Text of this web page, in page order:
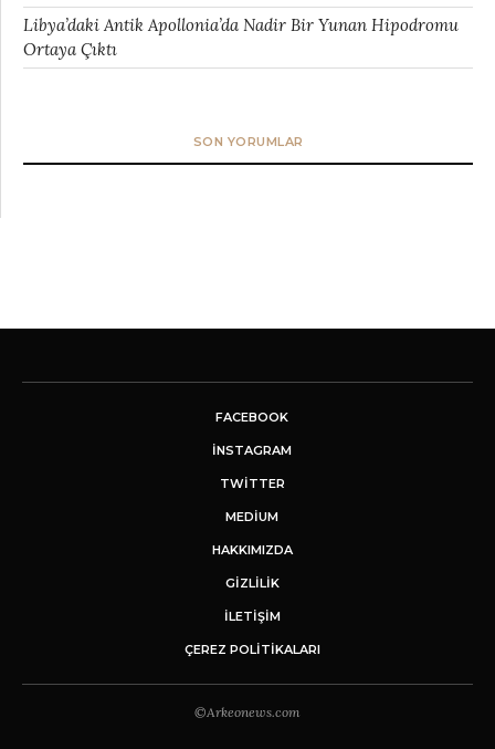
Libya’daki Antik Apollonia’da Nadir Bir Yunan Hipodromu
Ortaya Çıktı
SON YORUMLAR
FACEBOOK
INSTAGRAM
TWITTER
MEDIUM
HAKKIMIZDA
GİZLİLİK
İLETIŞIM
ÇEREZ POLITIKALARI
©Arkeonews.com